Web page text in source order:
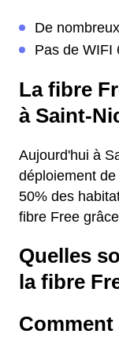
De
Pas de WIFI
La fibre
à Saint-
Aujourd'hui à
déploiement
50% des
fibre Free
Quelles
la fibre